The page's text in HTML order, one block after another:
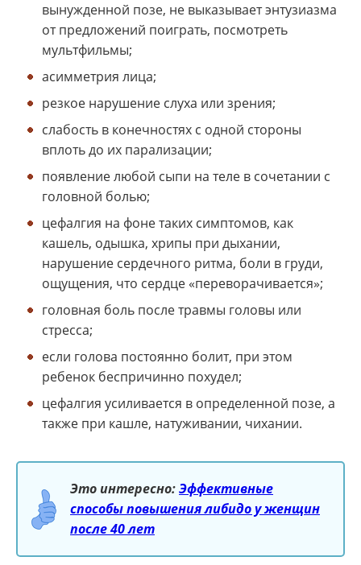
вынужденной позе, не выказывает энтузиазма
от предложений поиграть, посмотреть
мультфильмы;
асимметрия лица;
резкое нарушение слуха или зрения;
слабость в конечностях с одной стороны
вплоть до их парализации;
появление любой сыпи на теле в сочетании с
головной болью;
цефалгия на фоне таких симптомов, как
кашель, одышка, хрипы при дыхании,
нарушение сердечного ритма, боли в груди,
ощущения, что сердце «переворачивается»;
головная боль после травмы головы или
стресса;
если голова постоянно болит, при этом
ребенок беспричинно похудел;
цефалгия усиливается в определенной позе, а
также при кашле, натуживании, чихании.
Это интересно:Эффективные
способы повышения либидо у женщин
после 40 лет